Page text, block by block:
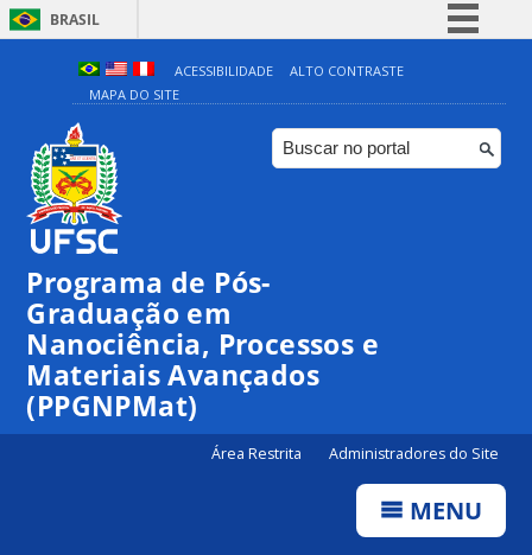
BRASIL
Simplifique!
Comunica BR
Participe
ACESSIBILIDADE
ALTO CONTRASTE
MAPA DO SITE
Programa de Pós-
Graduação em
Nanociência, Processos e
Materiais Avançados
(PPGNPMat)
Área Restrita Administradores do Site
MENU